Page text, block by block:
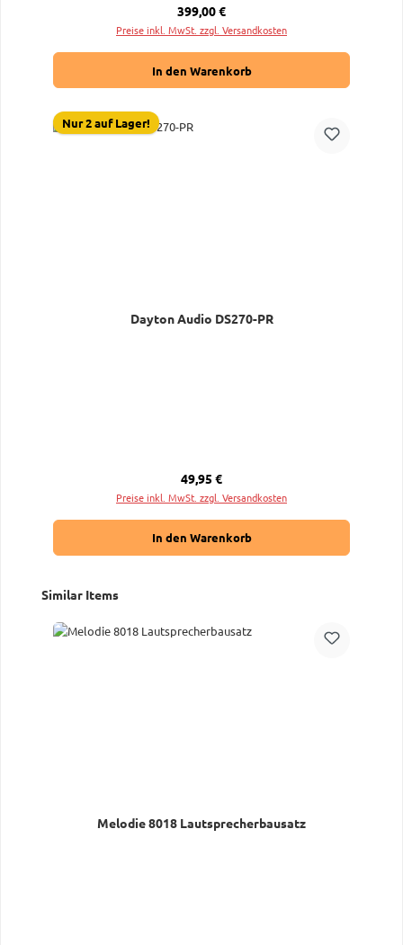
Regulärer Preis:
399,00 €
Preise inkl. MwSt. zzgl. Versandkosten
In den Warenkorb
Nur 2 auf Lager!
Dayton Audio DS270-PR
Regulärer Preis:
49,95 €
Preise inkl. MwSt. zzgl. Versandkosten
In den Warenkorb
Produktgalerie überspringen
Similar Items
Melodie 8018 Lautsprecherbausatz